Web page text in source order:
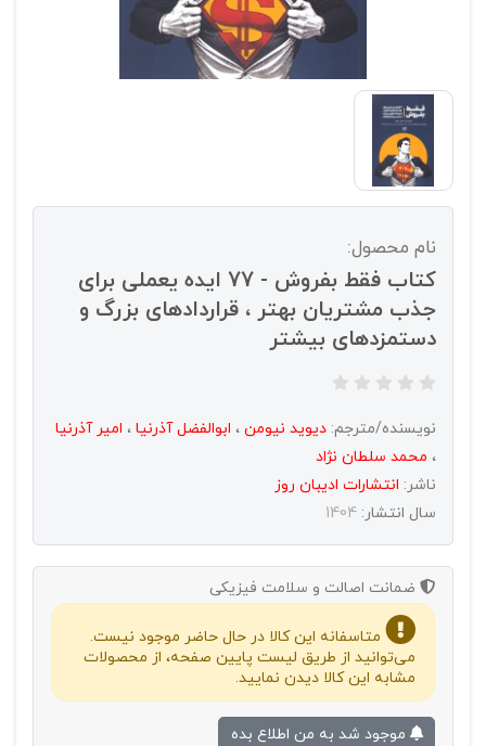
نام محصول:
کتاب فقط بفروش - 77 ایده یعملی برای
جذب مشتریان بهتر ، قراردادهای بزرگ و
دستمزدهای بیشتر
نویسنده/مترجم: دیوید نیومن ، ابوالفضل آذرنیا ، امیر آذرنیا
، محمد سلطان نژاد
ناشر: انتشارات اديبان روز
سال انتشار: 1404
ضمانت اصالت و سلامت فیزیکی
متاسفانه این کالا در حال حاضر موجود نیست.
می‌توانید از طریق لیست پایین صفحه، از محصولات
مشابه این کالا دیدن نمایید.